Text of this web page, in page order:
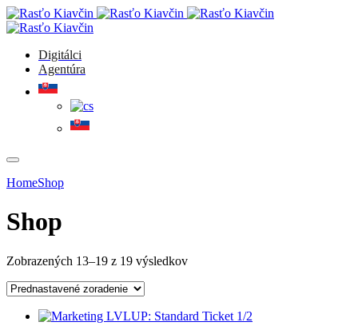
Digitálci
Agentúra
HomeShop
Shop
Zobrazených 13–19 z 19 výsledkov